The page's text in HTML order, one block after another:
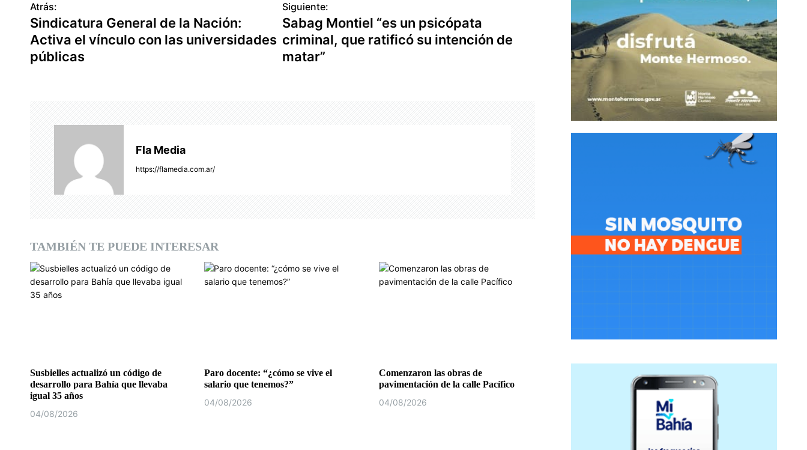
N
a
v
e
e
a
d
a
Atrás:
Sindicatura General de la Nación:
Activa el vínculo con las universidades
públicas
Siguiente:
Sabag Montiel “es un psicópata
criminal, que ratificó su intención de
matar”
Fla Media
https://flamedia.com.ar/
TAMBIÉN TE PUEDE INTERESAR
Susbielles actualizó un código de
desarrollo para Bahía que llevaba
igual 35 años
04/08/2026
Paro docente: “¿cómo se vive el
salario que tenemos?”
04/08/2026
Comenzaron las obras de
pavimentación de la calle Pacífico
04/08/2026